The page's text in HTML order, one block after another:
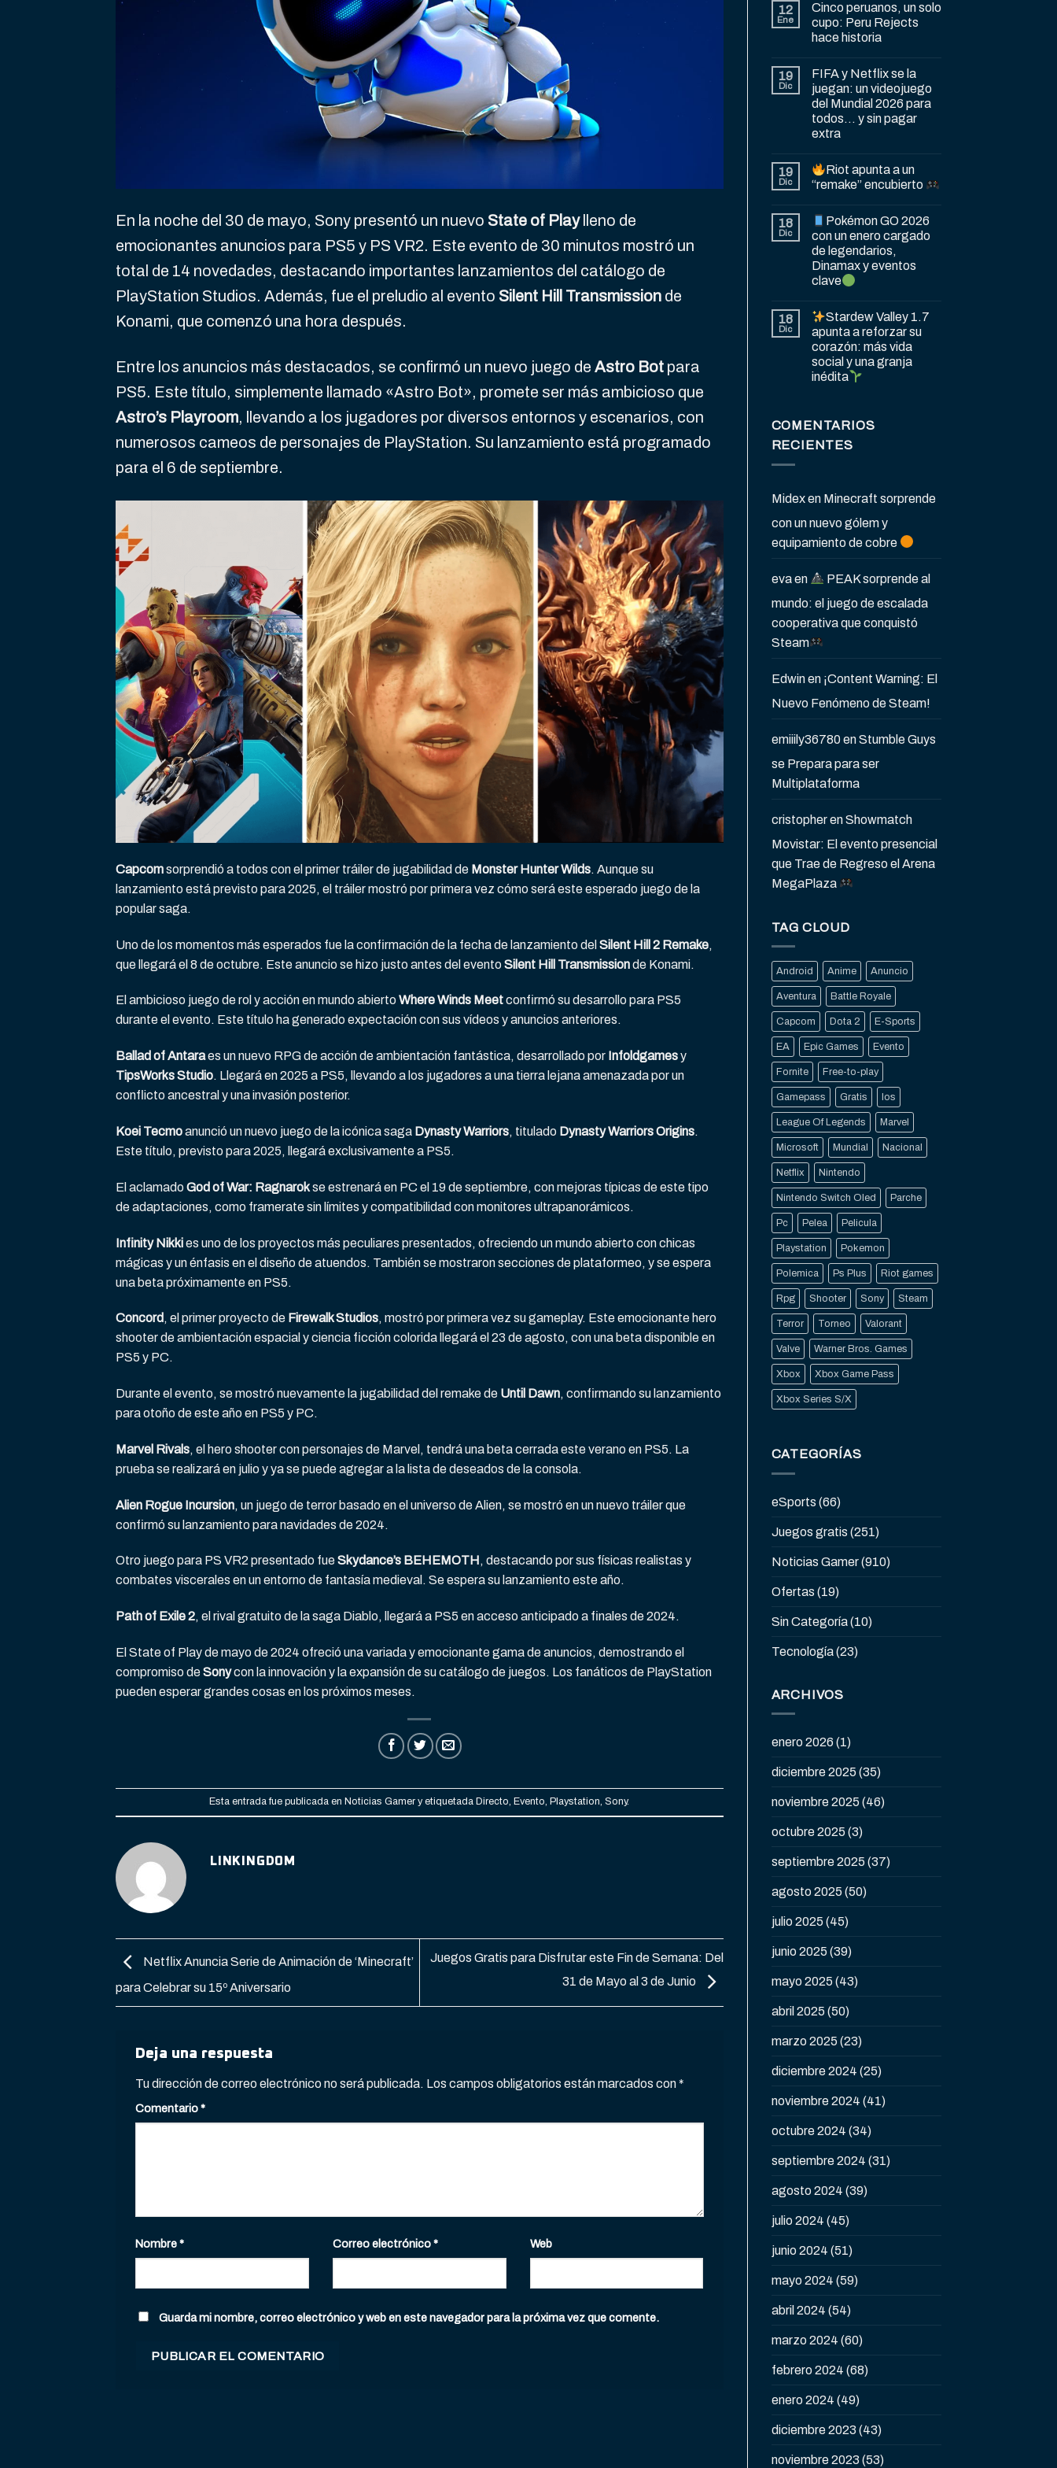
En la noche del 30 de mayo, Sony presentó un nuevo State of Playlleno de
emocionantes anuncios para PS5 y PS VR2. Este evento de 30 minutos mostró un
total de 14 novedades, destacando importantes lanzamientos del catálogo de
PlayStation Studios. Además, fue el preludio al evento Silent Hill Transmission de
Konami, que comenzó una hora después.
Entre los anuncios más destacados, se confirmó un nuevo juego de Astro Bot para
PS5. Este título, simplemente llamado «Astro Bot», promete ser más ambicioso que
Astro’s Playroom, llevando a los jugadores por diversos entornos y escenarios, con
numerosos cameos de personajes de PlayStation. Su lanzamiento está programado
para el 6 de septiembre.
Capcomsorprendió a todos con el primer tráiler de jugabilidad de Monster Hunter Wilds. Aunque su
lanzamiento está previsto para 2025, el tráiler mostró por primera vez cómo será este esperado juego de la
popular saga.
Uno de los momentos más esperados fue la confirmación de la fecha de lanzamiento del Silent Hill 2 Remake,
que llegará el 8 de octubre. Este anuncio se hizo justo antes del eventoSilent Hill Transmissionde Konami.
El ambicioso juego de rol y acción en mundo abiertoWhere Winds Meetconfirmó su desarrollo para PS5
durante el evento. Este título ha generado expectación con sus vídeos y anuncios anteriores.
Ballad of Antaraes un nuevo RPG de acción de ambientación fantástica, desarrollado por Infoldgamesy
TipsWorks Studio. Llegará en 2025 a PS5, llevando a los jugadores a una tierra lejana amenazada por un
conflicto ancestral y una invasión posterior.
Koei Tecmoanunció un nuevo juego de la icónica saga Dynasty Warriors, titulado Dynasty Warriors Origins.
Este título, previsto para 2025, llegará exclusivamente a PS5.
El aclamadoGod of War: Ragnarokse estrenará en PC el 19 de septiembre, con mejoras típicas de este tipo
de adaptaciones, como framerate sin límites y compatibilidad con monitores ultrapanorámicos.
Infinity Nikkies uno de los proyectos más peculiares presentados, ofreciendo un mundo abierto con chicas
mágicas y un énfasis en el diseño de atuendos. También se mostraron secciones de plataformeo, y se espera
una beta próximamente en PS5.
Concord , el primer proyecto de Firewalk Studios, mostró por primera vez su gameplay. Este emocionante hero
shooter de ambientación espacial y ciencia ficción colorida llegará el 23 de agosto, con una beta disponible en
PS5 y PC.
Durante el evento, se mostró nuevamente la jugabilidad del remake de Until Dawn, confirmando su lanzamiento
para otoño de este año en PS5 y PC.
Marvel Rivals, el hero shooter con personajes de Marvel, tendrá una beta cerrada este verano en PS5. La
prueba se realizará en julio y ya se puede agregar a la lista de deseados de la consola.
Alien Rogue Incursion, un juego de terror basado en el universo de Alien, se mostró en un nuevo tráiler que
confirmó su lanzamiento para navidades de 2024.
Otro juego para PS VR2 presentado fueSkydance’s BEHEMOTH , destacando por sus físicas realistas y
combates viscerales en un entorno de fantasía medieval. Se espera su lanzamiento este año.
Path of Exile 2, el rival gratuito de la saga Diablo, llegará a PS5 en acceso anticipado a finales de 2024.
El State of Play de mayo de 2024 ofreció una variada y emocionante gama de anuncios, demostrando el
compromiso deSonycon la innovación y la expansión de su catálogo de juegos. Los fanáticos de PlayStation
pueden esperar grandes cosas en los próximos meses.
Esta entrada fue publicada en Noticias Gamer y etiquetada Directo, Evento, Playstation,Sony.
LINKINGDOM
Netflix Anuncia Serie de Animación de ‘Minecraft’
para Celebrar su 15º Aniversario
Juegos Gratis para Disfrutar este Fin de Semana: Del
31 de Mayo al 3 de Junio
Deja una respuesta
Tu dirección de correo electrónico no será publicada. Los campos obligatorios están marcados con*
Comentario*
Nombre* Correo electrónico* Web
Guarda mi nombre, correo electrónico y web en este navegador para la próxima vez que comente.
12
Ene
Cinco peruanos, un solo
cupo: Peru Rejects
hace historia
19
Dic
FIFA y Netflix se la
juegan: un videojuego
del Mundial 2026 para
todos… y sin pagar
extra
19
Dic
Riot apunta a un
“remake” encubierto
18
Dic
Pokémon GO 2026
con un enero cargado
de legendarios,
Dinamax y eventos
clave
18
Dic
Stardew Valley 1.7
apunta a reforzar su
corazón: más vida
social y una granja
inédita
COMENTARIOS
RECIENTES
Midexen Minecraft sorprende
con un nuevo gólem y
equipamiento de cobre
evaen
PEAK sorprende al
mundo: el juego de escalada
cooperativa que conquistó
Steam
Edwinen ¡Content Warning: El
Nuevo Fenómeno de Steam!
emiiily36780enStumble Guys
se Prepara para ser
Multiplataforma
cristopherenShowmatch
Movistar: El evento presencial
que Trae de Regreso el Arena
MegaPlaza
TAG CLOUD
Android Anime Anuncio
Aventura Battle Royale
Capcom Dota 2 E-Sports
EA Epic Games Evento
Fornite Free-to-play
Gamepass Gratis Ios
League Of Legends Marvel
Microsoft Mundial Nacional
Netflix Nintendo
Nintendo Switch Oled Parche
Pc Pelea Pelicula
Playstation Pokemon
Polemica Ps Plus Riot games
Rpg Shooter Sony Steam
Terror Torneo Valorant
Valve Warner Bros. Games
Xbox Xbox Game Pass
Xbox Series S/X
CATEGORÍAS
eSports (66)
Juegos gratis (251)
Noticias Gamer(910)
Ofertas (19)
Sin Categoría(10)
Tecnología(23)
ARCHIVOS
enero 2026 (1)
diciembre 2025 (35)
noviembre 2025 (46)
octubre 2025 (3)
septiembre 2025 (37)
agosto 2025 (50)
julio 2025 (45)
junio 2025 (39)
mayo 2025 (43)
abril 2025 (50)
marzo 2025 (23)
diciembre 2024 (25)
noviembre 2024 (41)
octubre 2024 (34)
septiembre 2024 (31)
agosto 2024 (39)
julio 2024 (45)
junio 2024 (51)
mayo 2024 (59)
abril 2024 (54)
marzo 2024 (60)
febrero 2024 (68)
enero 2024 (49)
diciembre 2023 (43)
noviembre 2023 (53)